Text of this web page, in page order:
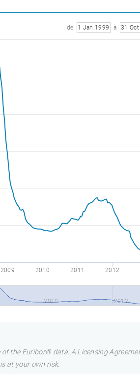
de 1 Jan 1999 à 31
2009 2010 2011 2012
2010 2012
the Euribor® data. A Licensing
at your own risk.